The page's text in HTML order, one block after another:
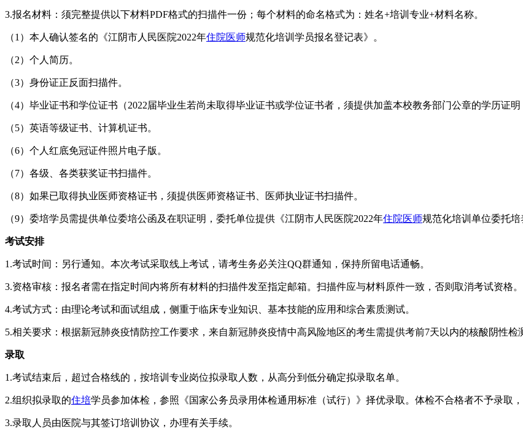
3.报名材料：须完整提供以下材料PDF格式的扫描件一份；每个材料的命名格式为：姓名+培训专业+材料名称。
（1）本人确认签名的《江阴市人民医院2022年住院医师规范化培训学员报名登记表》。
（2）个人简历。
（3）身份证正反面扫描件。
（4）毕业证书和学位证书（2022届毕业生若尚未取得毕业证书或学位证书者，须提供加盖本校教务部门公章的学历证
（5）英语等级证书、计算机证书。
（6）个人红底免冠证件照片电子版。
（7）各级、各类获奖证书扫描件。
（8）如果已取得执业医师资格证书，须提供医师资格证书、医师执业证书扫描件。
（9）委培学员需提供单位委培公函及在职证明，委托单位提供《江阴市人民医院2022年住院医师规范化培训单位委托培
考试安排
1.考试时间：另行通知。本次考试采取线上考试，请考生务必关注QQ群通知，保持所留电话通畅。
3.资格审核：报名者需在指定时间内将所有材料的扫描件发至指定邮箱。扫描件应与材料原件一致，否则取消考试资格。
4.考试方式：由理论考试和面试组成，侧重于临床专业知识、基本技能的应用和综合素质测试。
5.相关要求：根据新冠肺炎疫情防控工作要求，来自新冠肺炎疫情中高风险地区的考生需提供考前7天以内的核酸阴性检
录取
1.考试结束后，超过合格线的，按培训专业岗位拟录取人数，从高分到低分确定拟录取名单。
2.组织拟录取的住培学员参加体检，参照《国家公务员录用体检通用标准（试行）》择优录取。体检不合格者不予录取，
3.录取人员由医院与其签订培训协议，办理有关手续。